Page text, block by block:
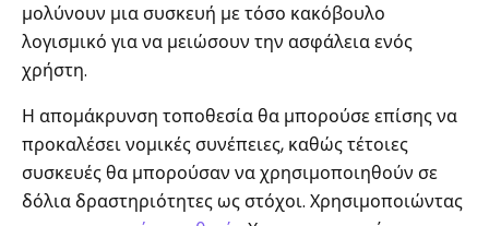
μολύνουν μια συσκευή με τόσο κακόβουλο
λογισμικό για να μειώσουν την ασφάλεια ενός
χρήστη.
Η απομάκρυνση τοποθεσία θα μπορούσε επίσης να
προκαλέσει νομικές συνέπειες, καθώς τέτοιες
συσκευές θα μπορούσαν να χρησιμοποιηθούν σε
δόλια δραστηριότητες ως στόχοι. Χρησιμοποιώντας